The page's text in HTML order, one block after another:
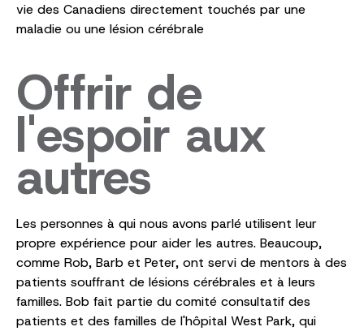
vie des Canadiens directement touchés par une
maladie ou une lésion cérébrale
Offrir de
l'espoir aux
autres
Les personnes à qui nous avons parlé utilisent leur
propre expérience pour aider les autres. Beaucoup,
comme Rob, Barb et Peter, ont servi de mentors à des
patients souffrant de lésions cérébrales et à leurs
familles. Bob fait partie du comité consultatif des
patients et des familles de l'hôpital West Park, qui